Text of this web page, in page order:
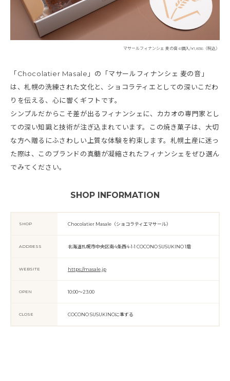
マサールフィナンシェ 麦の音 6個入/¥1,836（税込）
「Chocolatier Masale」の「マサールフィナンシェ 麦の音」
は、札幌の洗練された文化と、ショコラティエとしての深いこだわ
りを伝える、心に響くギフトです。
シンプルだからこそ差が出るフィナンシェに、カカオの専門家とし
ての深い知識と技術が注ぎ込まれています。この焼き菓子は、大切
な方へ贈るにふさわしい上質な体験を約束します。札幌土産に迷っ
た際は、このブランドの真髄が凝縮されたフィナンシェをぜひ選ん
でみてください。
SHOP INFORMATION
SHOP Chocolatier Masale（ショコラティエマサール）
ADDRESS 北海道札幌市中央区南4条⻄4-1-1 COCONO SUSUKINO 1階
WEBSITE https://masale.jp
OPEN 10:00～23:00
CLOSE COCONO SUSUKINOに準ずる